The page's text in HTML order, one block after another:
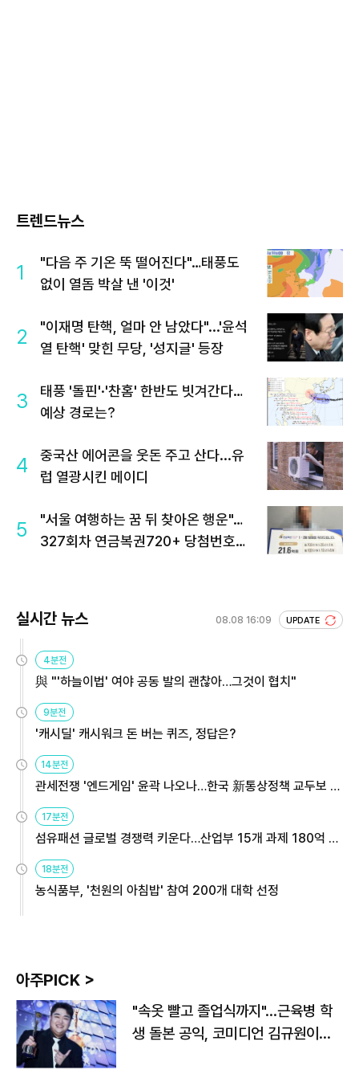
트렌드뉴스
1
"다음 주 기온 뚝 떨어진다"…태풍도
없이 열돔 박살 낸 '이것'
2
"이재명 탄핵, 얼마 안 남았다"...'윤석
열 탄핵' 맞힌 무당, '성지글' 등장
3
태풍 '돌핀'·'찬홈' 한반도 빗겨간다…
예상 경로는?
4
중국산 에어콘을 웃돈 주고 산다...유
럽 열광시킨 메이디
5
"서울 여행하는 꿈 뒤 찾아온 행운"…
327회차 연금복권720+ 당첨번호조
실시간 뉴스 08.08 16:09 UPDATE
4분전
與 "'하늘이법' 여야 공동 발의 괜찮아…그것이 협치"
9분전
'캐시딜' 캐시워크 돈 버는 퀴즈, 정답은?
14분전
관세전쟁 '엔드게임' 윤곽 나오나…한국 新통상정책 교두보 활
용해야
17분전
섬유패션 글로벌 경쟁력 키운다…산업부 15개 과제 180억 지
원
18분전
농식품부, '천원의 아침밥' 참여 200개 대학 선정
아주PICK >
"속옷 빨고 졸업식까지"…근육병 학
생 돌본 공익, 코미디언 김규원이었